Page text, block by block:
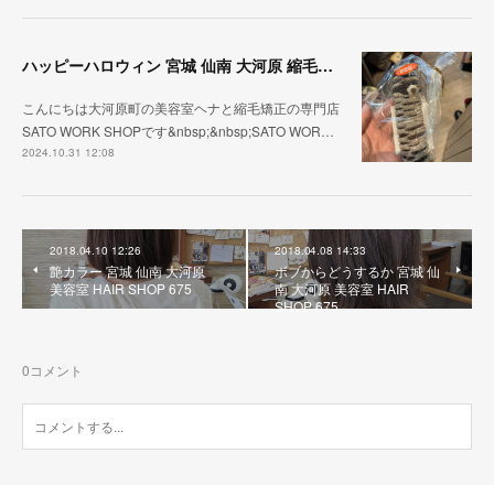
ハッピーハロウィン 宮城 仙南 大河原 縮毛矯正 髪質改善 ヘナ 美容室 SATO WORK SHOP
こんにちは大河原町の美容室ヘナと縮毛矯正の専門店
SATO WORK SHOPです&nbsp;&nbsp;SATO WOR…
2024.10.31 12:08
2018.04.10 12:26
艶カラー 宮城 仙南 大河原
美容室 HAIR SHOP 675
2018.04.08 14:33
ボブからどうするか 宮城 仙
南 大河原 美容室 HAIR
SHOP 675
0コメント